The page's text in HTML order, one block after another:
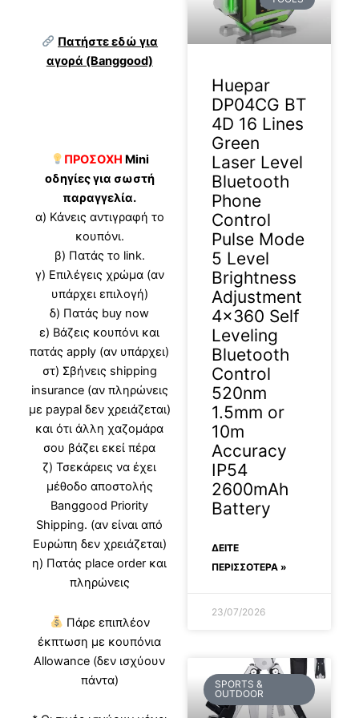
Πατήστε εδώ για
αγορά (Banggood)
ΠΡΟΣΟΧΗ Mini
οδηγίες για σωστή
παραγγελία.
α) Κάνεις αντιγραφή το
κουπόνι.
β) Πατάς το link.
γ) Επιλέγεις χρώμα (αν
υπάρχει επιλογή)
δ) Πατάς buy now
ε) Βάζεις κουπόνι και
πατάς apply (αν υπάρχει)
στ) Σβήνεις shipping
insurance (αν πληρώνεις
με paypal δεν χρειάζεται)
και ότι άλλη χαζομάρα
σου βάζει εκεί πέρα
ζ) Τσεκάρεις να έχει
μέθοδο αποστολής
Banggood Priority
Shipping. (αν είναι από
Ευρώπη δεν χρειάζεται)
η) Πατάς place order και
πληρώνεις
Πάρε επιπλέον
έκπτωση με κουπόνια
Allowance (δεν ισχύουν
πάντα)
Huepar
DP04CG BT
4D 16 Lines
Green
Laser Level
Bluetooth
Phone
Control
Pulse Mode
5 Level
Brightness
Adjustment
4×360 Self
Leveling
Bluetooth
Control
520nm
1.5mm or
10m
Accuracy
IP54
2600mAh
Battery
ΔΕΊΤΕ
ΠΕΡΙΣΣΟΤΕΡΑ »
23/07/2026
SPORTS &
OUTDOOR